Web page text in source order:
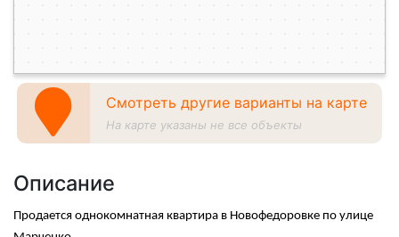
Смотреть другие варианты на карте
На карте указаны не все объекты
Описание
Продается однокомнатная квартира в Новофедоровке по улице